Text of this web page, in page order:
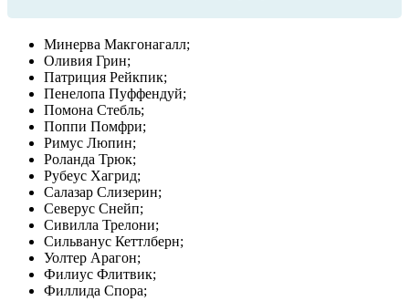
Минерва Макгонагалл;
Оливия Грин;
Патриция Рейкпик;
Пенелопа Пуффендуй;
Помона Стебль;
Поппи Помфри;
Римус Люпин;
Роланда Трюк;
Рубеус Хагрид;
Салазар Слизерин;
Северус Снейп;
Сивилла Трелони;
Сильванус Кеттлберн;
Уолтер Арагон;
Филиус Флитвик;
Филлида Спора;